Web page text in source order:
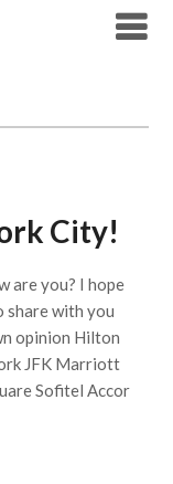
City!
are you? I hope
share with you
opinion Hilton
JFK Marriott
Sofitel Accor